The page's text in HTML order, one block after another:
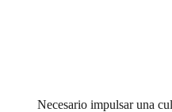
Necesario impulsar una